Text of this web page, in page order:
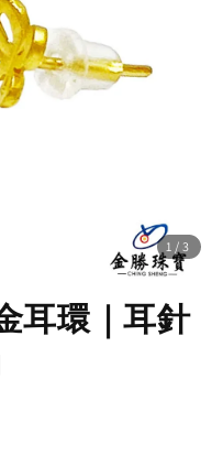
1 /3
耳環｜耳針